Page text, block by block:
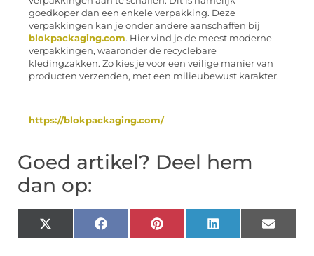
goedkoper dan een enkele verpakking. Deze
verpakkingen kan je onder andere aanschaffen bij
blokpackaging.com. Hier vind je de meest moderne
verpakkingen, waaronder de recyclebare
kledingzakken. Zo kies je voor een veilige manier van
producten verzenden, met een milieubewust karakter.
https://blokpackaging.com/
Goed artikel? Deel hem
dan op:
X
(Twitter)
Facebook Pinterest LinkedIn Email